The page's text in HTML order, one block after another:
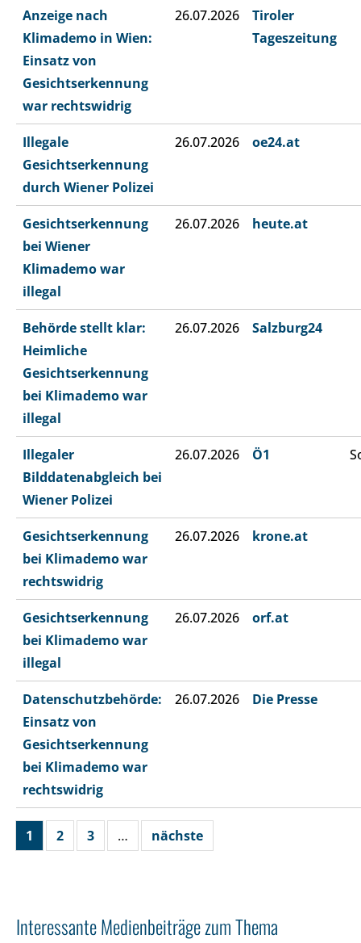
Anzeige nach
Klimademo in Wien:
Einsatz von
Gesichtserkennung
war rechtswidrig
26.07.2026
Tiroler
Tageszeitung
Illegale
Gesichtserkennung
durch Wiener Polizei
26.07.2026 oe24.at
Gesichtserkennung
bei Wiener
Klimademo war
illegal
26.07.2026 heute.at
Behörde stellt klar:
Heimliche
Gesichtserkennung
bei Klimademo war
illegal
26.07.2026 Salzburg24
Illegaler
Bilddatenabgleich bei
Wiener Polizei
26.07.2026 Ö1
Gesichtserkennung
bei Klimademo war
rechtswidrig
26.07.2026 krone.at
Gesichtserkennung
bei Klimademo war
illegal
26.07.2026 orf.at
Datenschutzbehörde:
Einsatz von
Gesichtserkennung
bei Klimademo war
rechtswidrig
26.07.2026 Die Presse
1 2 3 … nächste
Interessante Medienbeiträge zum Thema